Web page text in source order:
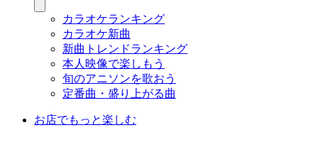
カラオケランキング
カラオケ新曲
新曲トレンドランキング
本人映像で楽しもう
旬のアニソンを歌おう
定番曲・盛り上がる曲
お店でもっと楽しむ